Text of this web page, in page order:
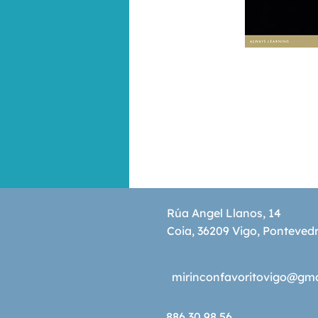
Rúa Angel Llanos, 14
Coia, 36209 Vigo,